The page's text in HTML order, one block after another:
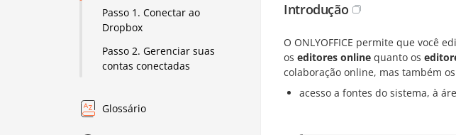
Passo 1. Conectar ao
Dropbox
Passo 2. Gerenciar suas
contas conectadas
Glossário
Introdução
O ONLYOFFICE permite que você
os editores online quanto os
colaboração online, mas também
acesso a fontes do sistema, à